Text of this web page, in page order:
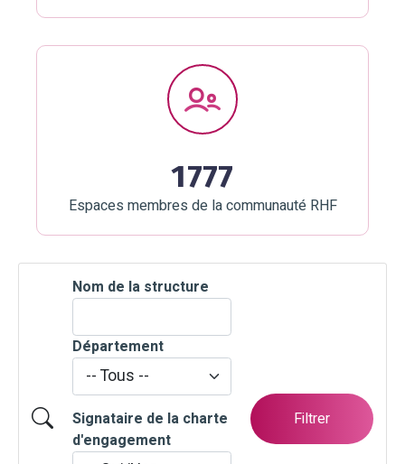
1777
Espaces membres de la communauté RHF
Nom de la structure
Département
Signataire de la charte
d'engagement
Filtrer